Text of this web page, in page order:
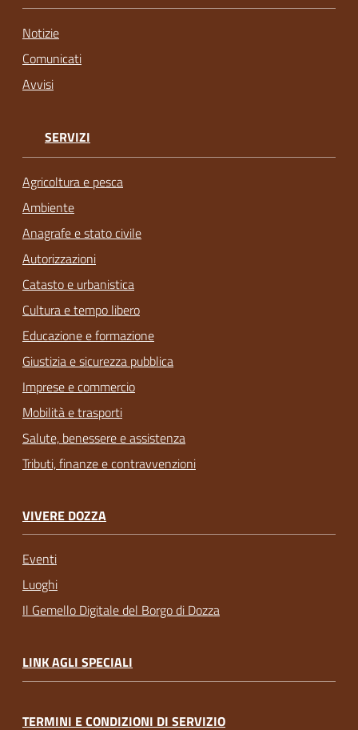
Notizie
Comunicati
Avvisi
SERVIZI
Agricoltura e pesca
Ambiente
Anagrafe e stato civile
Autorizzazioni
Catasto e urbanistica
Cultura e tempo libero
Educazione e formazione
Giustizia e sicurezza pubblica
Imprese e commercio
Mobilità e trasporti
Salute, benessere e assistenza
Tributi, finanze e contravvenzioni
VIVERE DOZZA
Eventi
Luoghi
Il Gemello Digitale del Borgo di Dozza
LINK AGLI SPECIALI
TERMINI E CONDIZIONI DI SERVIZIO